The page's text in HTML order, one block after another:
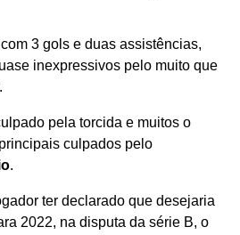
3 gols e duas assistências,
inexpressivos pelo muito que
pela torcida e muitos o
culpados pelo
.
ter declarado que desejaria
2022, na disputa da série B, o